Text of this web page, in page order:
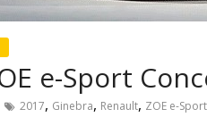
e-Sport
2017, Ginebra, Renault, ZOE e-